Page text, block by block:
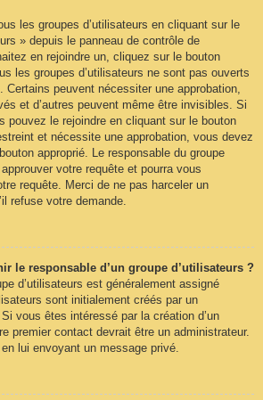
les groupes d’utilisateurs en cliquant sur le
» depuis le panneau de contrôle de
en rejoindre un, cliquez sur le bouton
les groupes d’utilisateurs ne sont pas ouverts
Certains peuvent nécessiter une approbation,
et d’autres peuvent même être invisibles. Si
pouvez le rejoindre en cliquant sur le bouton
et nécessite une approbation, vous devez
approprié. Le responsable du groupe
votre requête et pourra vous
requête. Merci de ne pas harceler un
refuse votre demande.
le responsable d’un groupe d’utilisateurs ?
d’utilisateurs est généralement assigné
sont initialement créés par un
vous êtes intéressé par la création d’un
premier contact devrait être un administrateur.
lui envoyant un message privé.